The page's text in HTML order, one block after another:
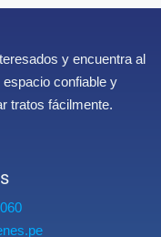
y encuentra al
confiable y
tratos fácilmente.